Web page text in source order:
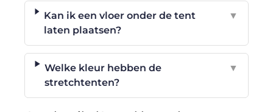
Kan ik een vloer onder de tent
laten plaatsen?
▼
Welke kleur hebben de
stretchtenten?
▼